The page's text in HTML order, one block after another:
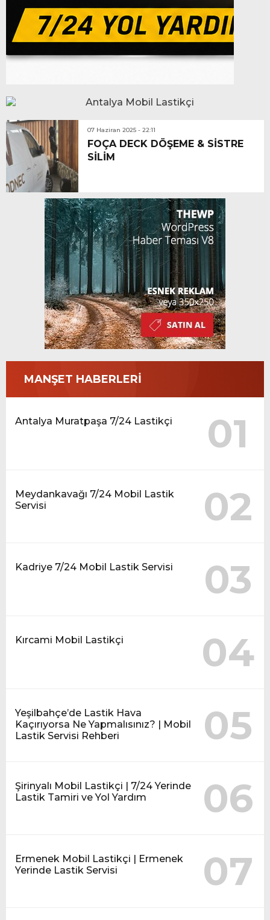
07 Haziran 2025 - 22:11
FOÇA DECK DÖŞEME & SİSTRE
SİLİM
MANŞET HABERLERİ
Antalya Muratpaşa 7/24 Lastikçi 01
Meydankavağı 7/24 Mobil Lastik
Servisi
02
Kadriye 7/24 Mobil Lastik Servisi 03
Kırcami Mobil Lastikçi 04
Yeşilbahçe’de Lastik Hava
Kaçırıyorsa Ne Yapmalısınız? | Mobil
Lastik Servisi Rehberi
05
Şirinyalı Mobil Lastikçi | 7/24 Yerinde
Lastik Tamiri ve Yol Yardım
06
Ermenek Mobil Lastikçi | Ermenek
Yerinde Lastik Servisi
07